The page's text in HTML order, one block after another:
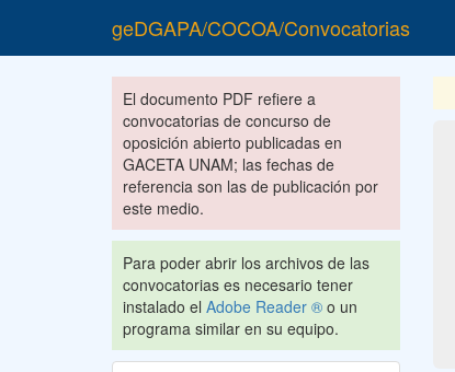
geDGAPA/COCOA/Convocatorias
El documento PDF refiere a
convocatorias de concurso de
oposición abierto publicadas en
GACETA UNAM; las fechas de
referencia son las de publicación por
este medio.
Para poder abrir los archivos de las
convocatorias es necesario tener
instalado el Adobe Reader ® o un
programa similar en su equipo.